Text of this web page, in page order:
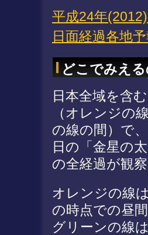
平成24年
日面経過各地
どこでみえ
日本全域を含
（オレンジの
の線の間）で
日の「金星の
の全経過が観
オレンジの線
の時点での昼
グリーンの線